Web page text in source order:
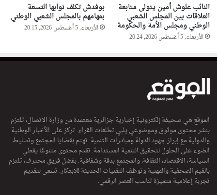
النائب علوش أمين يتولى متابعة
العلاقات بين المجلس الشعبي
الوطني ومجلس الأمة والحكومة
الأربعاء, 5 أغسطس 2026, 20:24
بوفدش تكلف نوابها التسعة
بمهامهم بالمجلس الشعبي الوطني
الأربعاء, 5 أغسطس 2026, 20:15
الموقع هي صحيفة إلكترونية إخبارية جزائرية معتمدة من وزارة الاتصال، تلتزم
بنشر محتوى موثوق وموضوعي يلبي تطلعات القراء. تركز على الأخبار الوطنية
والدولية مع إبراز جهود الدولة ومبادرات التنمية. تهتم بقضايا المجتمع وتسليط
الضوء على الحلول لتحقيق التنمية المستدامة. تقدم محتوى متنوعًا يغطي
السياسة، الاقتصاد، الثقافة، والمجتمع بدقة وشفافية. بفضل فريق محترف، تلتزم
بالقيم الصحفية والمهنية وتوظف التقنيات الحديثة للابتكار. تسعى لتقديم
تجربة إعلامية متميزة تناسب العصر الرقمي.